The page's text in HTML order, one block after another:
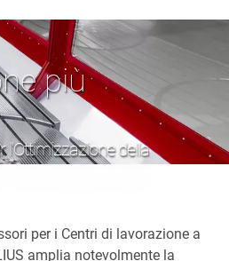
più
l'Ottimizzazione della
per i Centri di lavorazione a
amplia notevolmente la